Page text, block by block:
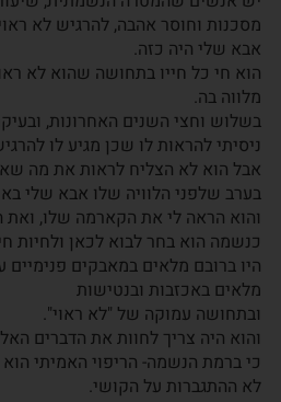
מסכנות וחוסר אהבה, להרגיש לא
אבא שלי היה כזה.
הוא חי כל חייו בתחושה שהוא לא
מלווה בה.
בשלוש וחצי השנים האחרונות,
ניסיתי להראות לו שכן מגיע לו
אבל הוא לא הצליח לראות את מה
בערב שלפני הלוויה שלו אבא שלי בא
והוא הראה לי את הקארמה שלו, ואת
כנשמה הוא בחר לבוא לכאן ולחיות
היו ברובם מלאים במאבקים פנימיים
מלאים באכזבות ובנטישות
ובתחושה עמוקה של "לא ראוי".
והוא היה צריך לחוות את הדברים
כי ברמת הנשמה- הריפוי האמיתי
לא ההתגברות על הקושי.